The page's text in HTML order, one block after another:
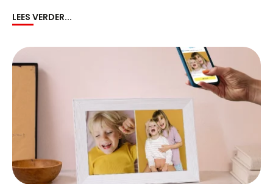
LEES VERDER...